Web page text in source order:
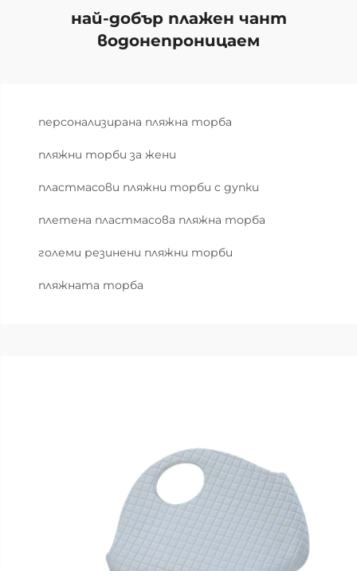
най-добър плажен чант
водонепроницаем
персонализирана пляжна торба
пляжни торби за жени
пластмасови пляжни торби с дупки
плетена пластмасова пляжна торба
големи резинени пляжни торби
пляжната торба